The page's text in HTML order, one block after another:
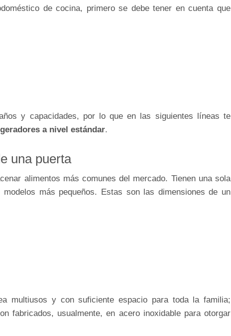
de cocina, primero se debe tener en cuenta que
y capacidades, por lo que en las siguientes líneas te
a nivel estándar.
una puerta
alimentos más comunes del mercado. Tienen una sola
más pequeños. Estas son las dimensiones de un
multiusos y con suficiente espacio para toda la familia;
fabricados, usualmente, en acero inoxidable para otorgar